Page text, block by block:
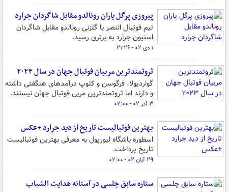
پیروزی پرگل یاران رونالدو مقابل شاگردان جرارد
تیم فوتبال النصر با گلزنی رونالدو مقابل شاگردان
استیون جرارد به برتری رسید.
۱ دی ۰۲ - ۲۱:۲۶
ثروتمندترین مربیان فوتبال جهان در سال ۲۰۲۳
گواردیولا، فرگوسن و کلوپ درآمدهای هنگفتی داشته
و دارند اما ثروتمندترین مربی فوتبال جهان نیستند.
۳ آذر ۰۲ - ۰۲:۰۰
بهترین فوتبالیست تاریخ از دید جرارد +عکس
اسطوره باشگاه لیورپول به معرفی بهترین فوتبالیست
تاریخ پرداخت.
۲۹ آبان ۰۲ - ۰۲:۰۰
ستاره سابق چلسی در آستانه هدایت الشباب